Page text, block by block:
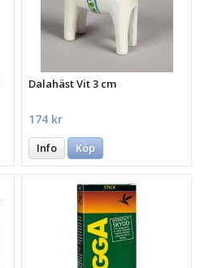
Dalahäst Vit 3 cm
174 kr
Info Köp